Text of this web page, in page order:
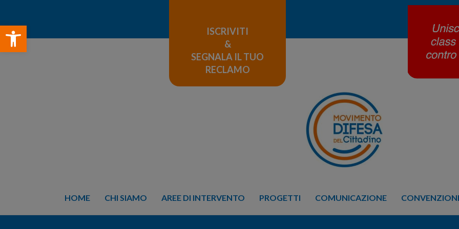
Open toolbar
ISCRIVITI
&
SEGNALA IL TUO
RECLAMO
HOME CHI SIAMO AREE DI INTERVENTO PROGETTI COMUNICAZIONE